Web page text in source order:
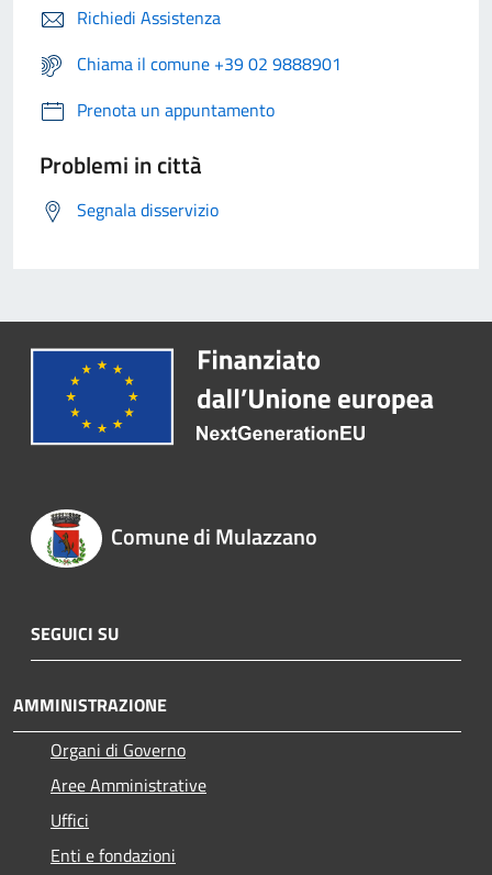
Richiedi Assistenza
Chiama il comune +39 02 9888901
Prenota un appuntamento
Problemi in città
Segnala disservizio
Comune di Mulazzano
SEGUICI SU
AMMINISTRAZIONE
Organi di Governo
Aree Amministrative
Uffici
Enti e fondazioni